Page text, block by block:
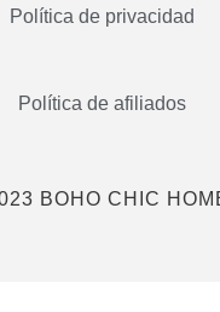
Política de privacidad
Política de afiliados
BOHO CHIC